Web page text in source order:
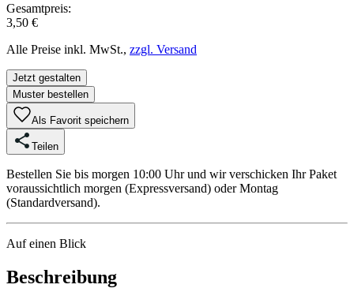
Gesamtpreis:
3,50 €
Alle Preise inkl. MwSt., zzgl. Versand
Jetzt gestalten
Muster bestellen
Als Favorit speichern
Teilen
Bestellen Sie bis morgen 10:00 Uhr und wir verschicken Ihr Paket
voraussichtlich morgen (Expressversand) oder Montag
(Standardversand).
Auf einen Blick
Beschreibung